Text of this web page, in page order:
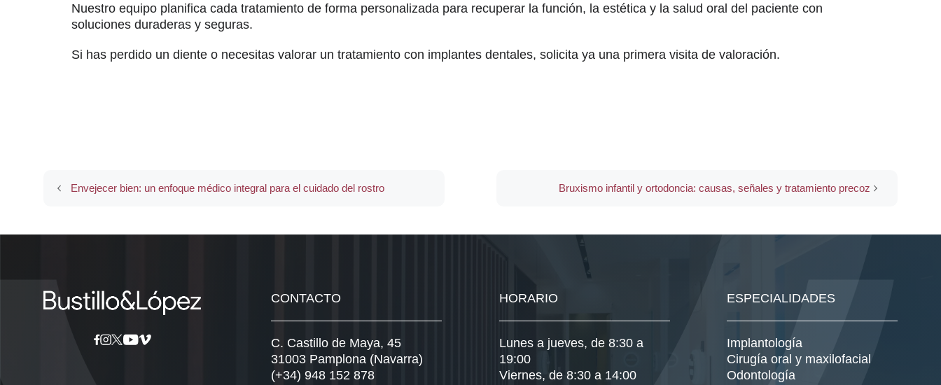
Nuestro equipo planifica cada tratamiento de forma personalizada para recuperar la función, la estética y la salud oral del paciente con
soluciones duraderas y seguras.
Si has perdido un diente o necesitas valorar un tratamiento con implantes dentales, solicita ya una primera visita de valoración.
Envejecer bien: un enfoque médico integral para el cuidado del rostro Bruxismo infantil y ortodoncia: causas, señales y tratamiento precoz
CONTACTO
C. Castillo de Maya, 45
31003 Pamplona (Navarra)
(+34) 948 152 878
HORARIO
Lunes a jueves, de 8:30 a
19:00
Viernes, de 8:30 a 14:00
ESPECIALIDADES
Implantología
Cirugía oral y maxilofacial
Odontología